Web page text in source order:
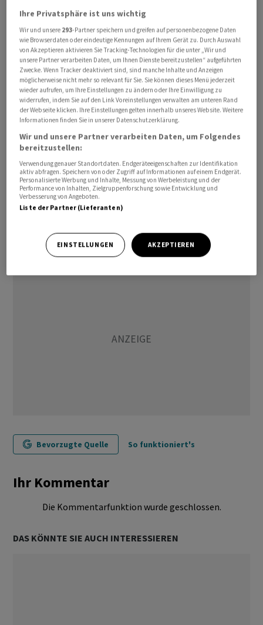
gehandelt nach 0,9555 am Vorabend. Für das USD/CHF-
Paar ergibt das 0,8836 nach 0,8839.
Im Tagesverlauf stehen zwar einige Konjunkturdaten
auf dem Programm, allerdings zumeist aus der zweiten
Reihe und daher mit geringerer Marktrelevanz. Aus
Deutschland und Frankreich werden Indikatoren zur
Verbraucherstimmung erwartet. In den USA wird
ebenfalls eine Umfrage unter Verbrauchern
veröffentlicht. Hinzu kommen Zahlen vom
Immobilienmarkt, dessen Entwicklung für die
Stimmung der Konsumenten ebenfalls von Bedeutung
ist.
/bgf/mis/uh
Bevorzugte Quelle So funktioniert's
Ihr Kommentar
Die Kommentarfunktion wurde geschlossen.
DAS KÖNNTE SIE AUCH INTERESSIEREN
Ihre Privatsphäre ist uns wichtig
Wir und unsere 293-Partner speichern und greifen auf personenbezogene Daten
wie Browserdaten oder eindeutige Kennungen auf Ihrem Gerät zu. Durch Auswahl
von Akzeptieren aktivieren Sie Tracking-Technologien für die unter „Wir und
unsere Partner verarbeiten Daten, um Ihnen Dienste bereitzustellen“ aufgeführten
Zwecke. Wenn Tracker deaktiviert sind, sind manche Inhalte und Anzeigen
möglicherweise nicht mehr so relevant für Sie. Sie können dieses Menü jederzeit
wieder aufrufen, um Ihre Einstellungen zu ändern oder Ihre Einwilligung zu
widerrufen, indem Sie auf den Link Voreinstellungen verwalten am unteren Rand
der Webseite klicken. Ihre Einstellungen gelten innerhalb unseres Website. Weitere
Informationen finden Sie in unserer Datenschutzerklärung.
Wir und unsere Partner verarbeiten Daten, um Folgendes
bereitzustellen:
Verwendung genauer Standortdaten. Endgeräteeigenschaften zur Identifikation
aktiv abfragen. Speichern von oder Zugriff auf Informationen auf einem Endgerät.
Personalisierte Werbung und Inhalte, Messung von Werbeleistung und der
Performance von Inhalten, Zielgruppenforschung sowie Entwicklung und
Verbesserung von Angeboten.
Liste der Partner (Lieferanten)
EINSTELLUNGEN AKZEPTIEREN